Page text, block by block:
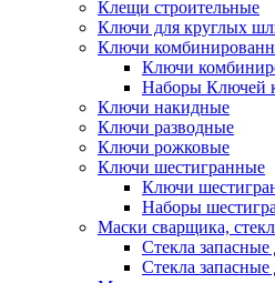
Клещи строительные
Ключи для круглых
Ключи
Ключи
Наборы Ключей
Ключи накидные
Ключи разводные
Ключи рожковые
Ключи шестигранные
Ключи
Наборы
Маски сварщика,
Стекла
Стекла